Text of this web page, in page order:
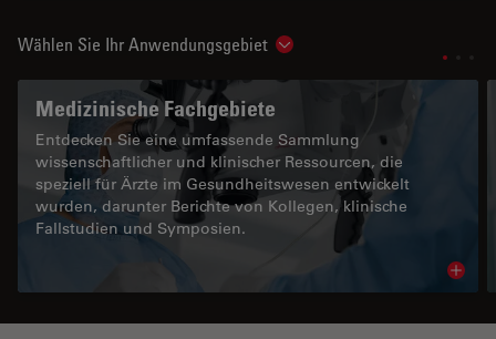
Wählen Sie Ihr Anwendungsgebiet Show subnavigation
Medizinische Fachgebiete
Entdecken Sie eine umfassende Sammlung
wissenschaftlicher und klinischer Ressourcen, die
speziell für Ärzte im Gesundheitswesen entwickelt
wurden, darunter Berichte von Kollegen, klinische
Fallstudien und Symposien.